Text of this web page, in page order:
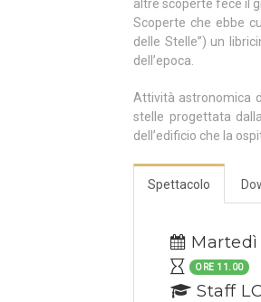
altre scoperte fece il
Scoperte che ebbe
delle Stelle”) un
dell’epoca.
Attività astronomica
stelle progettata
dell’edificio che la
Spettacolo
Martedì
ORE 11.00
Staff